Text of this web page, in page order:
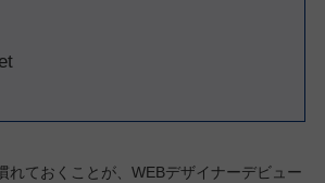
れておくことが、WEBデザイナーデビュー